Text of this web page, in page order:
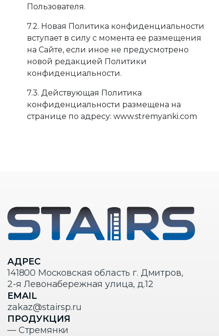
Пользователя.
7.2. Новая Политика конфиденциальности
вступает в силу с момента ее размещения
на Сайте, если иное не предусмотрено
новой редакцией Политики
конфиденциальности.
7.3. Действующая Политика
конфиденциальности размещена на
странице по адресу: www.stremyanki.com
АДРЕС
141800 Московская область г. Дмитров,
2-я Левонабережная улица, д.12
EMAIL
zakaz@stairsp.ru
ПРОДУКЦИЯ
— Стремянки